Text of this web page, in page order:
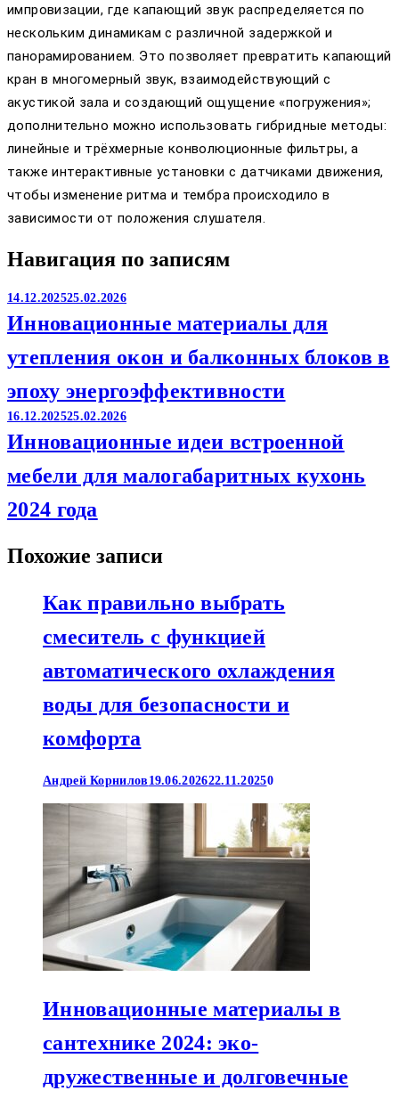
импровизации, где капающий звук распределяется по
нескольким динамикам с различной задержкой и
панорамированием. Это позволяет превратить капающий
кран в многомерный звук, взаимодействующий с
акустикой зала и создающий ощущение «погружения»;
дополнительно можно использовать гибридные методы:
линейные и трёхмерные конволюционные фильтры, а
также интерактивные установки с датчиками движения,
чтобы изменение ритма и тембра происходило в
зависимости от положения слушателя.
Навигация по записям
14.12.202525.02.2026
Инновационные материалы для
утепления окон и балконных блоков в
эпоху энергоэффективности
16.12.202525.02.2026
Инновационные идеи встроенной
мебели для малогабаритных кухонь
2024 года
Похожие записи
Как правильно выбрать
смеситель с функцией
автоматического охлаждения
воды для безопасности и
комфорта
Андрей Корнилов 19.06.202622.11.20250
Инновационные материалы в
сантехнике 2024: эко-
дружественные и долговечные